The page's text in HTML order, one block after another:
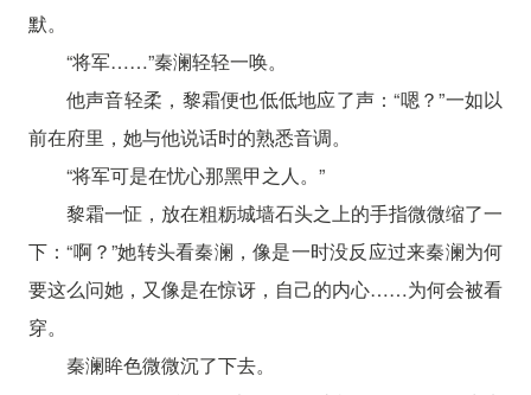
默。
“将军……”秦澜轻轻一唤。
他声音轻柔，黎霜便也低低地应了声：“嗯？”一如以
前在府里，她与他说话时的熟悉音调。
“将军可是在忧心那黑甲之人。”
黎霜一怔，放在粗粝城墙石头之上的手指微微缩了一
下：“啊？”她转头看秦澜，像是一时没反应过来秦澜为何
要这么问她，又像是在惊讶，自己的内心……为何会被看
穿。
秦澜眸色微微沉了下去。